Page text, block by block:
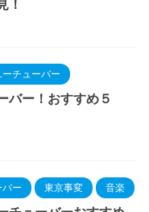
！
ーチューバー
バー！おすすめ５
ー 東京事変 音楽